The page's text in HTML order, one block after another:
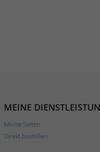
MEINE
Meine Seiten
Direkt bestellen